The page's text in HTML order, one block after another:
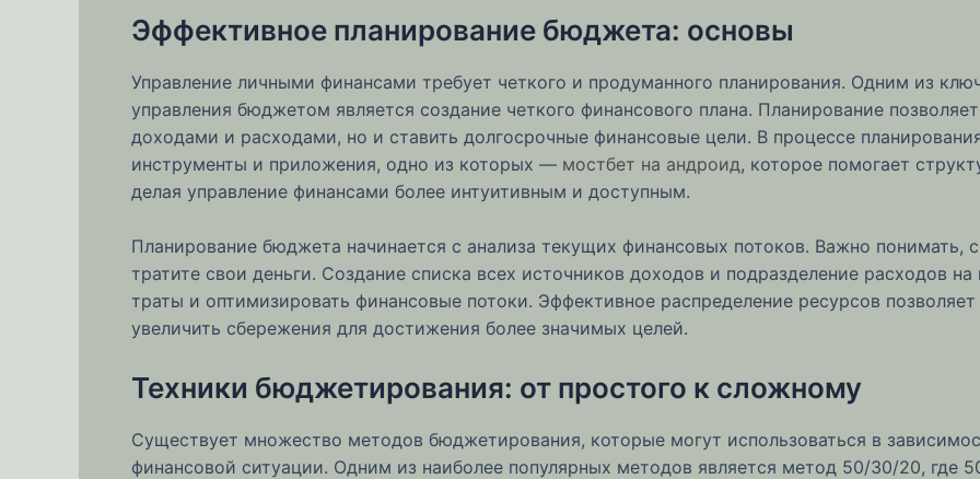
Эффективное планирование бюджета: основы
Управление личными финансами требует четкого и продуманного планирования. Одним из
управления бюджетом является создание четкого финансового плана. Планирование
доходами и расходами, но и ставить долгосрочные финансовые цели. В процессе
инструменты и приложения, одно из которых — мостбет на андроид, которое помогает
делая управление финансами более интуитивным и доступным.
Планирование бюджета начинается с анализа текущих финансовых потоков. Важно понимать,
тратите свои деньги. Создание списка всех источников доходов и подразделение расходов
траты и оптимизировать финансовые потоки. Эффективное распределение ресурсов
увеличить сбережения для достижения более значимых целей.
Техники бюджетирования: от простого к сложному
Существует множество методов бюджетирования, которые могут использоваться в
финансовой ситуации. Одним из наиболее популярных методов является метод 50/30/20, где